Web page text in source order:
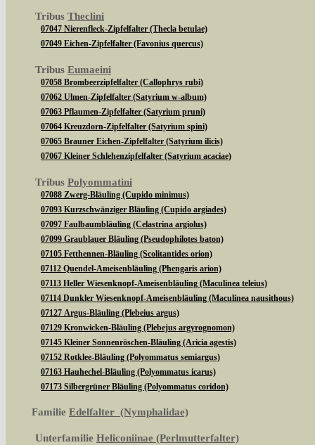
Tribus Theclini
07047 Nierenfleck-Zipfelfalter (Thecla betulae)
07049 Eichen-Zipfelfalter (Favonius quercus)
Tribus Eumaeini
07058 Brombeerzipfelfalter (Callophrys rubi)
07062 Ulmen-Zipfelfalter (Satyrium w-album)
07063 Pflaumen-Zipfelfalter (Satyrium pruni)
07064 Kreuzdorn-Zipfelfalter (Satyrium spini)
07065 Brauner Eichen-Zipfelfalter (Satyrium ilicis)
07067 Kleiner Schlehenzipfelfalter (Satyrium acaciae)
Tribus Polyommatini
07088 Zwerg-Bläuling (Cupido minimus)
07093 Kurzschwänziger Bläuling (Cupido argiades)
07097 Faulbaumbläuling (Celastrina argiolus)
07099 Graublauer Bläuling (Pseudophilotes baton)
07105 Fetthennen-Bläuling (Scolitantides orion)
07112 Quendel-Ameisenbläuling (Phengaris arion)
07113 Heller Wiesenknopf-Ameisenbläuling (Maculinea teleius)
07114 Dunkler Wiesenknopf-Ameisenbläuling (Maculinea nausithous)
07127 Argus-Bläuling (Plebeius argus)
07129 Kronwicken-Bläuling (Plebejus argyrognomon)
07145 Kleiner Sonnenröschen-Bläuling (Aricia agestis)
07152 Rotklee-Bläuling (Polyommatus semiargus)
07163 Hauhechel-Bläuling (Polyommatus icarus)
07173 Silbergrüner Bläuling (Polyommatus coridon)
Familie Edelfalter (Nymphalidae)
Unterfamilie Heliconiinae (Perlmutterfalter)